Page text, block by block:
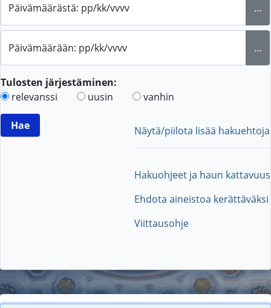
Päivämäärästä: pp/kk/vvvv ...
Päivämäärään: pp/kk/vvvv ...
Tulosten järjestäminen:
relevanssi
uusin vanhin
Näytä/piilota lisää hakuehtoja
Hakuohjeet ja haun kattavuus
Ehdota aineistoa kerättäväksi
Viittausohje